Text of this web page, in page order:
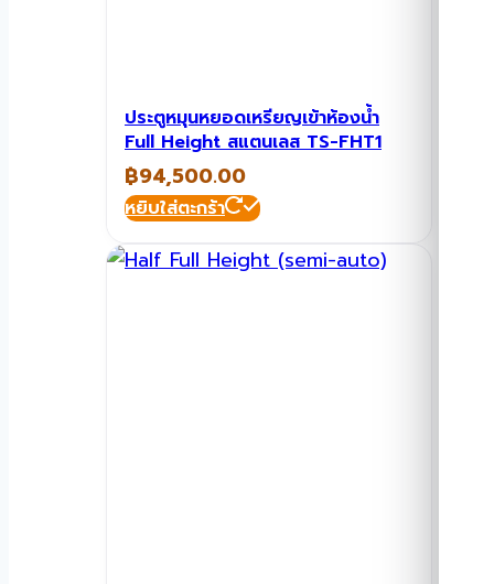
ประตูหมุนหยอดเหรียญเข้าห้องน้ำ
Full Height สแตนเลส TS-FHT1
฿94,500.00
หยิบใส่ตะกร้า